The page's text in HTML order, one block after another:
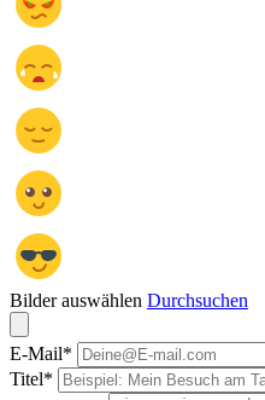
Bilder auswählen Durchsuchen
E-Mail*
Titel*